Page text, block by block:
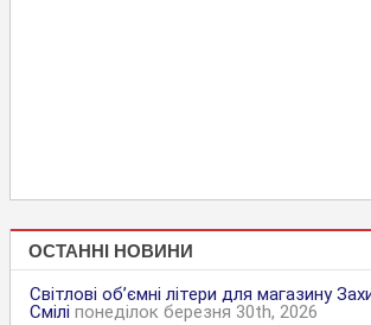
ОСТАННІ НОВИНИ
Світлові об’ємні літери для магазину
Смілі понеділок березня 30th, 2026